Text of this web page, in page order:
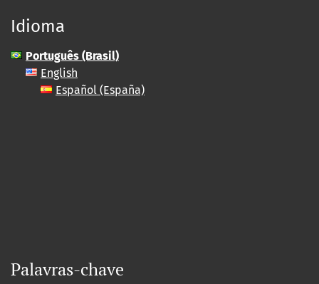
Idioma
Português (Brasil)
English
Español (España)
Palavras-chave